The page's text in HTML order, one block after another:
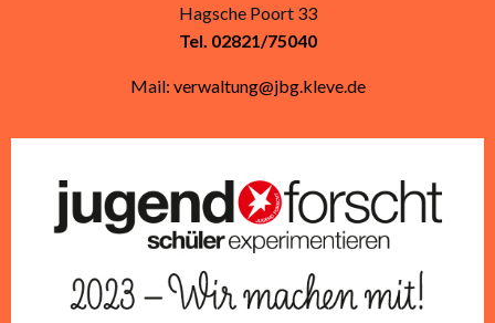
Hagsche Poort 33
Tel. 02821/75040
Mail: verwaltung@jbg.kleve.de